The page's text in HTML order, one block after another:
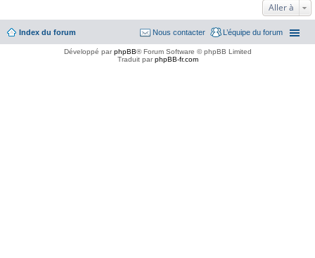
Aller à
Index du forum L’équipe du forum
Nous contacter
Développé parphpBB® Forum Software © phpBB Limited
Traduit parphpBB-fr.com